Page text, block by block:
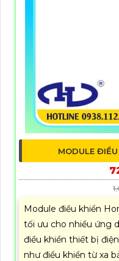
MODULE
Module điều khiển
tối ưu cho nhiều ứng
điều khiển thiết bị
như điều khiển từ xa